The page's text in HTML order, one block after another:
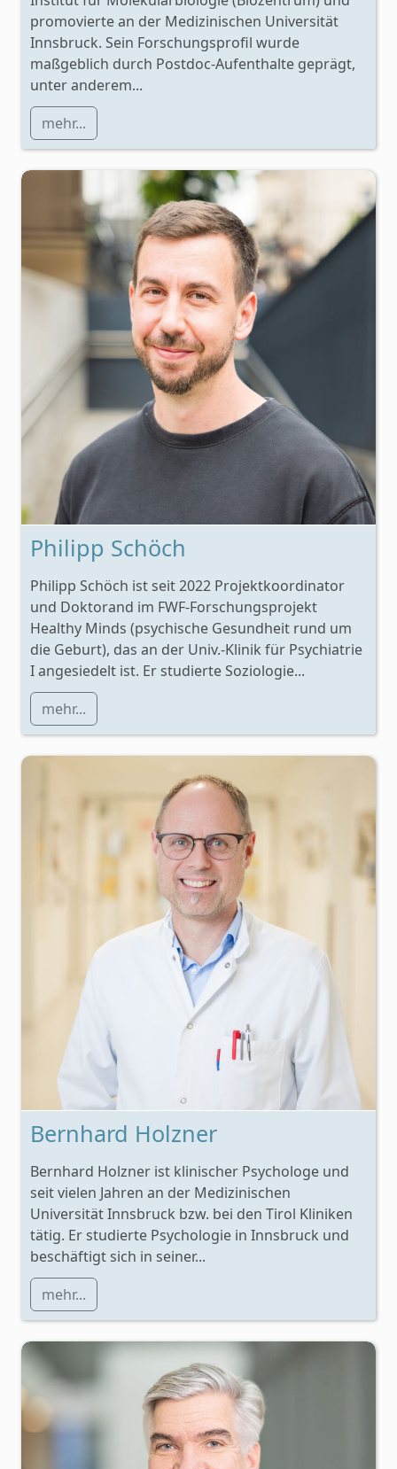
promovierte an der Medizinischen Universität
Innsbruck. Sein Forschungsprofil wurde
maßgeblich durch Postdoc-Aufenthalte geprägt,
unter anderem...
mehr...
Philipp Schöch
Philipp Schöch ist seit 2022 Projektkoordinator
und Doktorand im FWF-Forschungsprojekt
Healthy Minds (psychische Gesundheit rund um
die Geburt), das an der Univ.-Klinik für Psychiatrie
I angesiedelt ist. Er studierte Soziologie...
mehr...
Bernhard Holzner
Bernhard Holzner ist klinischer Psychologe und
seit vielen Jahren an der Medizinischen
Universität Innsbruck bzw. bei den Tirol Kliniken
tätig. Er studierte Psychologie in Innsbruck und
beschäftigt sich in seiner...
mehr...